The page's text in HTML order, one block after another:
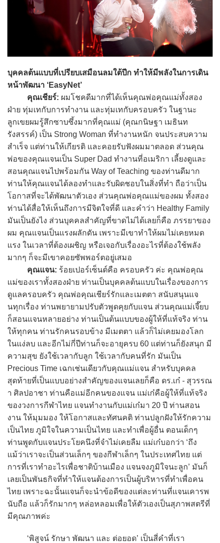
บุคคลต้นแบบที่เปรียบเสมือนลมใต้ปีก ทำให้มีพลังในการเดิน
หน้าพัฒนา ‘EasyNet’
คุณเชียร์: ผมโชคดีมากที่ได้เห็นคุณพ่อคุณแม่ทั้งสอง
ฝ่าย ทุ่มเทกับการทำงาน และทุ่มเทกับครอบครัว ในฐานะ
ลูกเขยผมรู้สึกซาบซึ้งมากที่คุณแม่ (คุณกนิษฐา เมธินท
รังสรรค์) เป็น Strong Woman ที่ทำงานหนัก จนประสบความ
สำเร็จ แต่ท่านให้เกียรติ และคอยรับฟังผมมาตลอด ส่วนคุณ
พ่อของคุณแจนเป็น Super Dad ทำงานที่อเมริกา เลี้ยงดูและ
สอนคุณแจนไปพร้อมกัน Way of Teaching ของท่านดีมาก
ท่านให้คุณแจนได้ลองทำและรับผิดชอบในสิ่งที่ทำ ถือว่าเป็น
โอกาสที่จะได้พัฒนาตัวเอง ส่วนคุณพ่อคุณแม่ของผม ทั้งสอง
ท่านได้สื่อให้เห็นถึงการมีจิตใจที่ดี และคำว่า Healthy Family
มันเป็นยังไง ส่วนบุคคลสำคัญที่ขาดไม่ได้เลยก็คือ ภรรยาของ
ผม คุณแจนเป็นแรงผลักดัน เพราะมีเขาทำให้ผมไม่เคยหมด
แรง ในเวลาที่ต้องเผชิญ หรือเจอกับเรื่องอะไรที่ต้องใช้พลัง
มากๆ ก็จะมีเขาคอยซัพพอร์ตอยู่เสมอ
คุณแจน: ร้อยเปอร์เซ็นต์คือ ครอบครัว ค่ะ คุณพ่อคุณ
แม่ของเราทั้งสองฝ่าย ท่านเป็นบุคคลต้นแบบในเรื่องของการ
ดูแลครอบครัว คุณพ่อคุณเชียร์รักและเมตตา สนับสนุนแจ
นทุกเรื่อง ท่านพยายามปรับตัวพูดคุยกับแจน ส่วนคุณแม่เจี๊ยบ
ก็สอนแจนหลายอย่าง ท่านเป็นต้นแบบของผู้ให้ที่แท้จริง ท่าน
ให้ทุกคน ท่านรักคนรอบข้าง มีเมตตา แล้วก็ไม่เคยมองโลก
ในแง่ลบ และอีกไม่กี่ปีท่านก็จะอายุครบ 60 แต่ท่านก็ยังสนุก มี
ความสุข ยังใช้เวลากับลูก ใช้เวลากับคนที่รัก มันเป็น
Precious Time เฉกเช่นเดียวกับคุณแม่แจน สำหรับบุคคล
สุดท้ายที่เป็นแบบอย่างสำคัญของแจนเลยก็คือ ดร.เก๋ - สุวรรณ
า ศิลปอาชา ท่านคือแม่อีกคนของแจน แม่เก๋คือผู้ให้ที่แท้จริง
ของวงการกีฬาไทย แจนทำงานกับแม่เก๋มา 20 ปี ท่านสอน
งาน ให้มุมมอง ให้โอกาสและทัศนคติ ท่านปลูกฝังให้รักความ
เป็นไทย ภูมิใจในความเป็นไทย และทำเพื่อผู้อื่น ตอนเด็กๆ
ท่านพูดกับแจนประโยคนึงที่จำไม่เคยลืม แม่เก๋บอกว่า ‘ถึง
แม้ว่าเราจะเป็นส่วนเล็กๆ ของกีฬาเล็กๆ ในประเทศไทย แต่
การที่เราทำอะไรเพื่อชาติบ้านเมือง แจนจงภูมิใจนะลูก’ มันก็
เลยเป็นพันธกิจที่ทำให้แจนต้องการเป็นผู้บริหารที่ทำเพื่อคน
ไทย เพราะฉะนั้นแจนก็จะนำข้อดีของแต่ละท่านที่แจนเคารพ
นับถือ แล้วก็รักมากๆ หล่อหลอมเพื่อให้ตัวเองเป็นสุภาพสตรีที่
มีคุณภาพค่ะ
‘พิสูจน์ รักษา พัฒนา และ ต่อยอด’ เป็นสี่คำที่เรา